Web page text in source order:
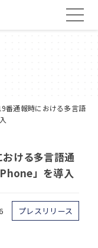
番通報時における多言語
ける多言語通
」を導入
プレスリリース